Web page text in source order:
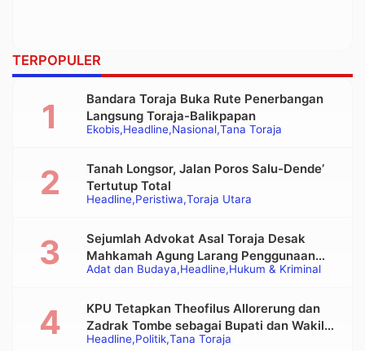
TERPOPULER
Ekobis Headline Nasional Tana Toraja
Bandara Toraja Buka Rute Penerbangan
Langsung Toraja-Balikpapan
Headline Peristiwa Toraja Utara
Tanah Longsor, Jalan Poros Salu-Dende’
Tertutup Total
Adat dan Budaya Headline Hukum & Kriminal
Sejumlah Advokat Asal Toraja Desak
Mahkamah Agung Larang Penggunaan
Alat Berat pada Eksekusi Rumah Adat
Headline Politik Tana Toraja
KPU Tetapkan Theofilus Allorerung dan
Zadrak Tombe sebagai Bupati dan Wakil
Bupati Tana Toraja Terpilih